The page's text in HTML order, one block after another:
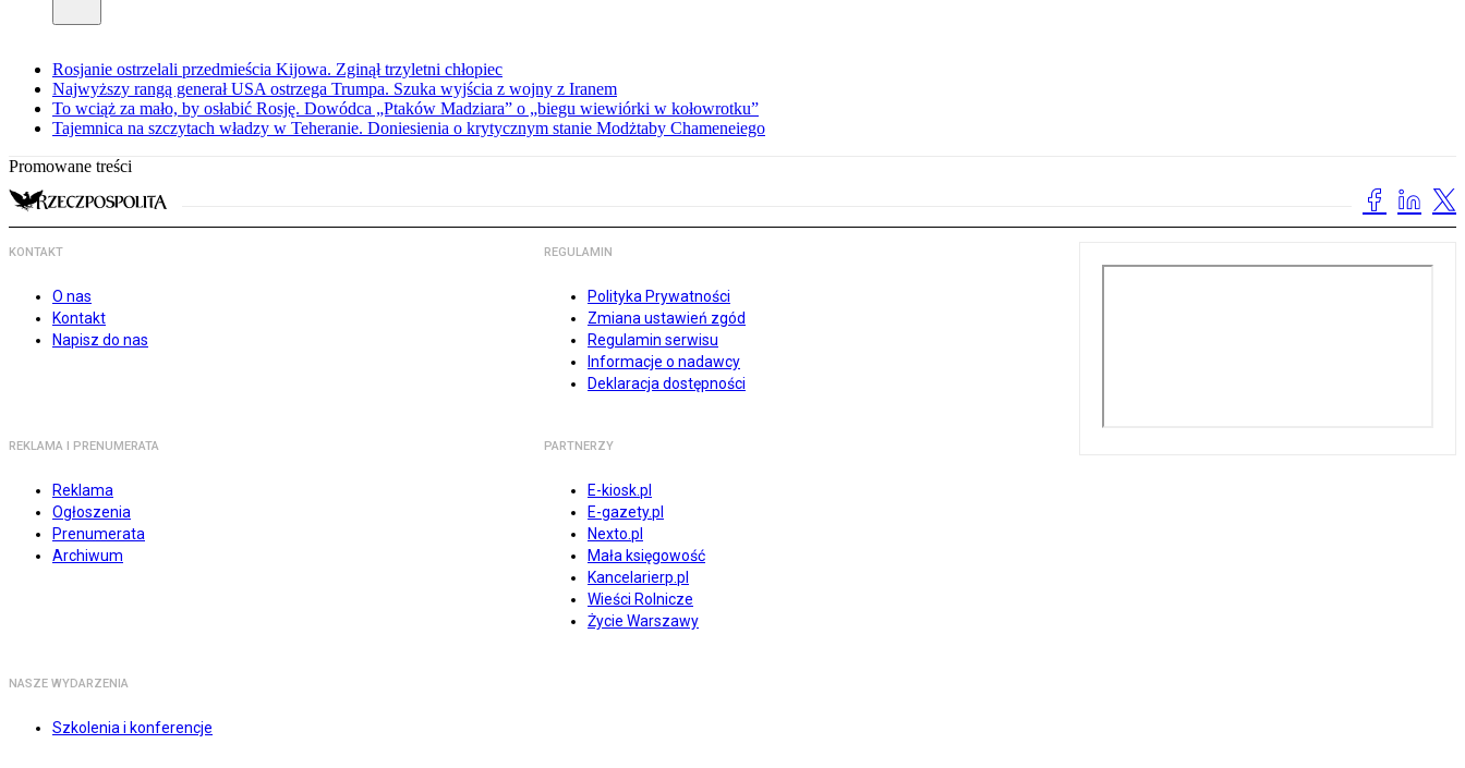
Rosjanie ostrzelali przedmieścia Kijowa. Zginął trzyletni chłopiec
Najwyższy rangą generał USA ostrzega Trumpa. Szuka wyjścia z wojny z Iranem
To wciąż za mało, by osłabić Rosję. Dowódca „Ptaków Madziara” o „biegu wiewiórki w kołowrotku”
Tajemnica na szczytach władzy w Teheranie. Doniesienia o krytycznym stanie Modżtaby Chameneiego
Promowane treści
KONTAKT
O nas
Kontakt
Napisz do nas
REGULAMIN
Polityka Prywatności
Zmiana ustawień zgód
Regulamin serwisu
Informacje o nadawcy
Deklaracja dostępności
REKLAMA I PRENUMERATA
Reklama
Ogłoszenia
Prenumerata
Archiwum
PARTNERZY
E-kiosk.pl
E-gazety.pl
Nexto.pl
Mała księgowość
Kancelarierp.pl
Wieści Rolnicze
Życie Warszawy
NASZE WYDARZENIA
Szkolenia i konferencje